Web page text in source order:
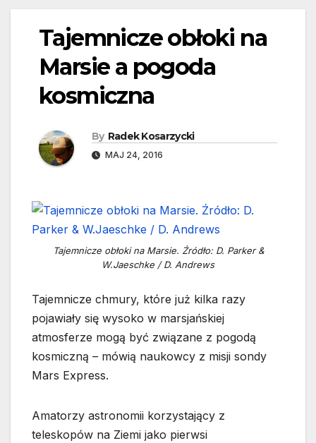
Tajemnicze obłoki na
Marsie a pogoda
kosmiczna
By Radek Kosarzycki
MAJ 24, 2016
Tajemnicze obłoki na Marsie. Źródło: D. Parker &
W.Jaeschke / D. Andrews
Tajemnicze chmury, które już kilka razy
pojawiały się wysoko w marsjańskiej
atmosferze mogą być związane z pogodą
kosmiczną – mówią naukowcy z misji sondy
Mars Express.
Amatorzy astronomii korzystający z
teleskopów na Ziemi jako pierwsi